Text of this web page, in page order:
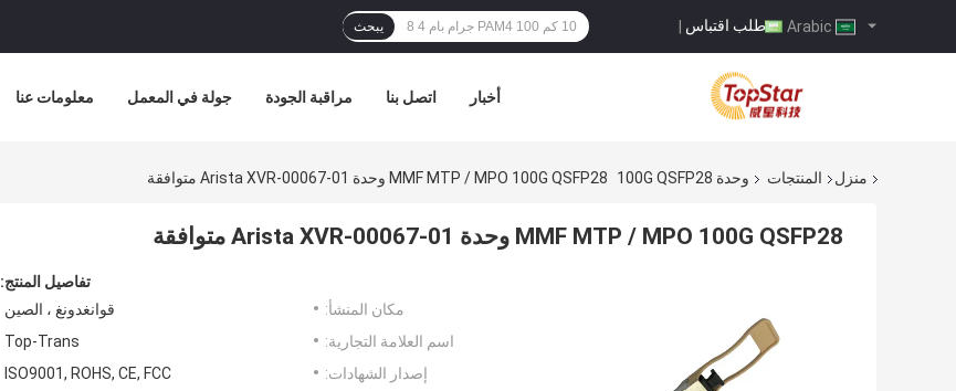
طلب اقتباس | يبحث
معلومات عنا جولة في المعمل مراقبة الجودة اتصل بنا أخبار
منزل المنتجات وحدة 100G QSFP28 MMF MTP / MPO 100G QSFP28 وحدة Arista XVR-00067-01 متوافقة
MMF MTP / MPO 100G QSFP28 وحدة Arista XVR-00067-01 متوافقة
تفاصيل المنتج:
مكان المنشأ:
قوانغدونغ ، الصين
اسم العلامة التجارية:
Top-Trans
إصدار الشهادات:
ISO9001, ROHS, CE, FCC